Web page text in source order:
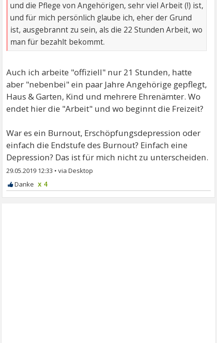
und die Pflege von Angehörigen, sehr viel Arbeit (!) ist,
und für mich persönlich glaube ich, eher der Grund
ist, ausgebrannt zu sein, als die 22 Stunden Arbeit, wo
man für bezahlt bekommt.
Auch ich arbeite "offiziell" nur 21 Stunden, hatte
aber "nebenbei" ein paar Jahre Angehörige gepflegt,
Haus & Garten, Kind und mehrere Ehrenämter. Wo
endet hier die "Arbeit" und wo beginnt die Freizeit?
War es ein Burnout, Erschöpfungsdepression oder
einfach die Endstufe des Burnout? Einfach eine
Depression? Das ist für mich nicht zu unterscheiden.
29.05.2019 12:33 •
x 4